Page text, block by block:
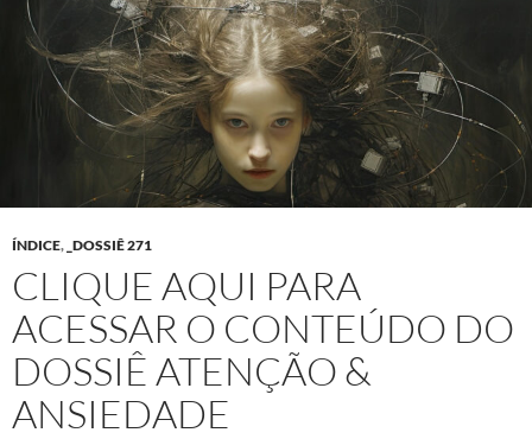
ÍNDICE, _DOSSIÊ 271
CLIQUE AQUI PARA
ACESSAR O CONTEÚDO DO
DOSSIÊ ATENÇÃO &
ANSIEDADE